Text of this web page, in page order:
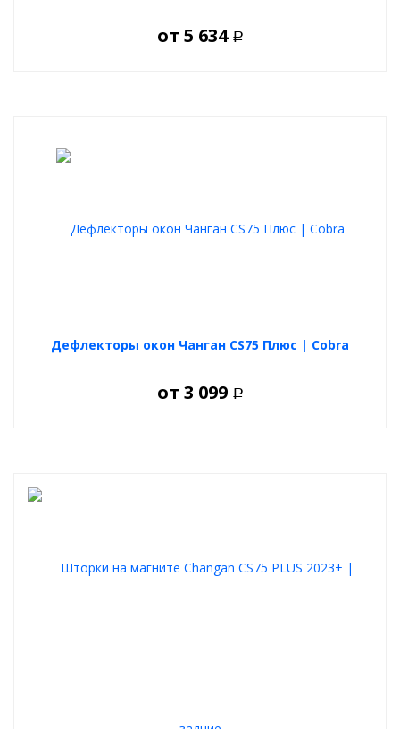
от 5 634 Р
Дефлекторы окон Чанган CS75 Плюс | Cobra
от 3 099 Р